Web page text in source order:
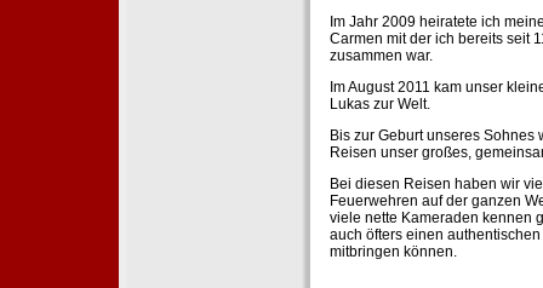
Im Jahr 2009 heiratete ich
Carmen mit der ich bereits seit
zusammen war.
Im August 2011 kam unser
Lukas zur Welt.
Bis zur Geburt unseres Sohnes
Reisen unser großes,
Bei diesen Reisen haben wir
Feuerwehren auf der ganzen
viele nette Kameraden kennen
auch öfters einen
mitbringen können.